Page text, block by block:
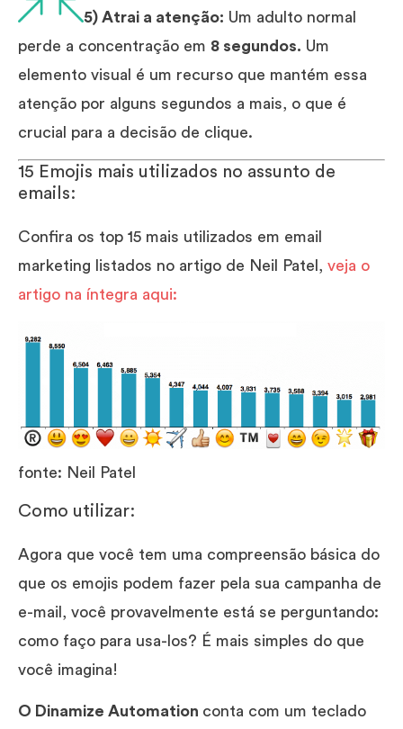
5) Atrai a atenção: Um adulto normal
perde a concentração em 8 segundos. Um
elemento visual é um recurso que mantém essa
atenção por alguns segundos a mais, o que é
crucial para a decisão de clique.
15 Emojis mais utilizados no assunto de
emails:
Confira os top 15 mais utilizados em email
marketing listados no artigo de Neil Patel, veja o
artigo na íntegra aqui:
fonte: Neil Patel
Como utilizar:
Agora que você tem uma compreensão básica do
que os emojis podem fazer pela sua campanha de
e-mail, você provavelmente está se perguntando:
como faço para usa-los? É mais simples do que
você imagina!
O Dinamize Automation conta com um teclado